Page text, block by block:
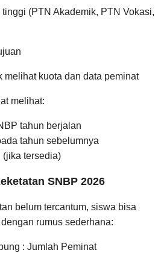
(PTN Akademik, PTN Vokasi,
melihat kuota dan data peminat
melihat:
tahun berjalan
tahun sebelumnya
(jika tersedia)
SNBP 2026
belum tercantum, siswa bisa
rumus sederhana:
: Jumlah Peminat